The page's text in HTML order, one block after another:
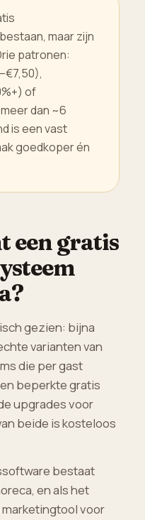
maar zijn
patronen:
of
dan ~6
is een vast
goedkoper én
een gratis
gezien: bijna
varianten van
die per gast
beperkte gratis
upgrades voor
beide is kosteloos
bestaat
en als het
voor